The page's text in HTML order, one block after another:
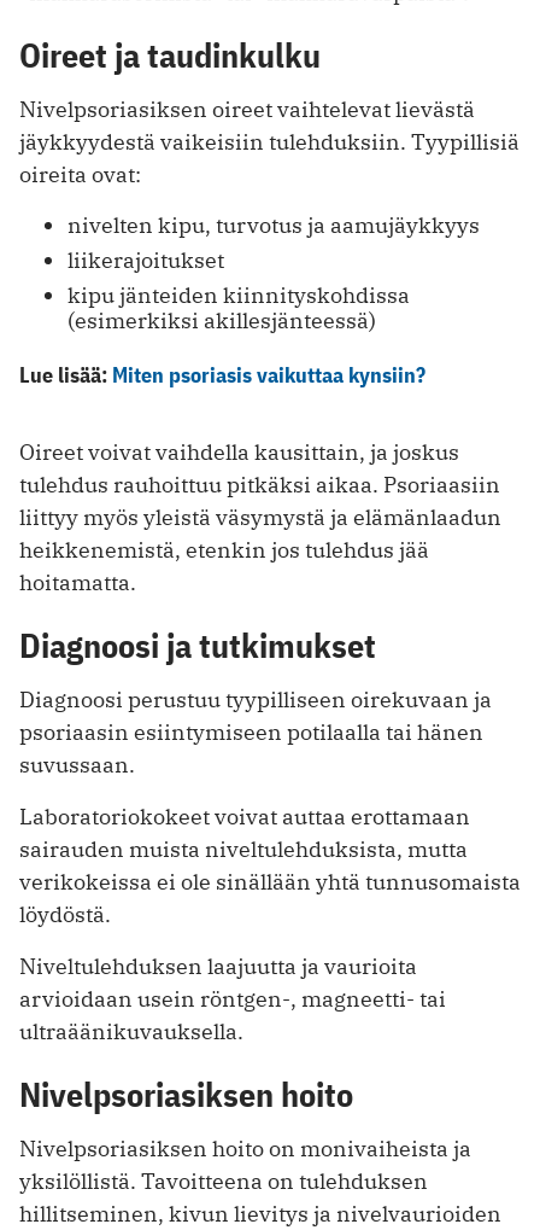
Oireet ja taudinkulku
Nivelpsoriasiksen oireet vaihtelevat lievästä
jäykkyydestä vaikeisiin tulehduksiin. Tyypillisiä
oireita ovat:
nivelten kipu, turvotus ja aamujäykkyys
liikerajoitukset
kipu jänteiden kiinnityskohdissa
(esimerkiksi akillesjänteessä)
Lue lisää: Miten psoriasis vaikuttaa kynsiin?
Oireet voivat vaihdella kausittain, ja joskus
tulehdus rauhoittuu pitkäksi aikaa. Psoriaasiin
liittyy myös yleistä väsymystä ja elämänlaadun
heikkenemistä, etenkin jos tulehdus jää
hoitamatta.
Diagnoosi ja tutkimukset
Diagnoosi perustuu tyypilliseen oirekuvaan ja
psoriaasin esiintymiseen potilaalla tai hänen
suvussaan.
Laboratoriokokeet voivat auttaa erottamaan
sairauden muista niveltulehduksista, mutta
verikokeissa ei ole sinällään yhtä tunnusomaista
löydöstä.
Niveltulehduksen laajuutta ja vaurioita
arvioidaan usein röntgen-, magneetti- tai
ultraäänikuvauksella.
Nivelpsoriasiksen hoito
Nivelpsoriasiksen hoito on monivaiheista ja
yksilöllistä. Tavoitteena on tulehduksen
hillitseminen, kivun lievitys ja nivelvaurioiden